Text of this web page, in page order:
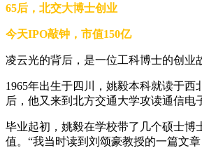
65后，北交大博士创业
今天IPO敲钟，市值150亿
凌云光的背后，是一位工科博士的创业
1965年出生于四川，姚毅本科就读于
后，他又来到北方交通大学攻读通信电
毕业起初，姚毅在学校带了几个硕士博
值。“我当时读到刘颂豪教授的一篇文